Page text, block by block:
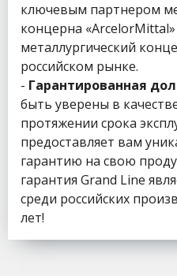
ключевым партнером
концерна
металлургический
российском рынке.
- Гарантированная
быть уверены в
протяжении срока
предоставляет вам
гарантию на свою
гарантия Grand Line
среди российских
лет!